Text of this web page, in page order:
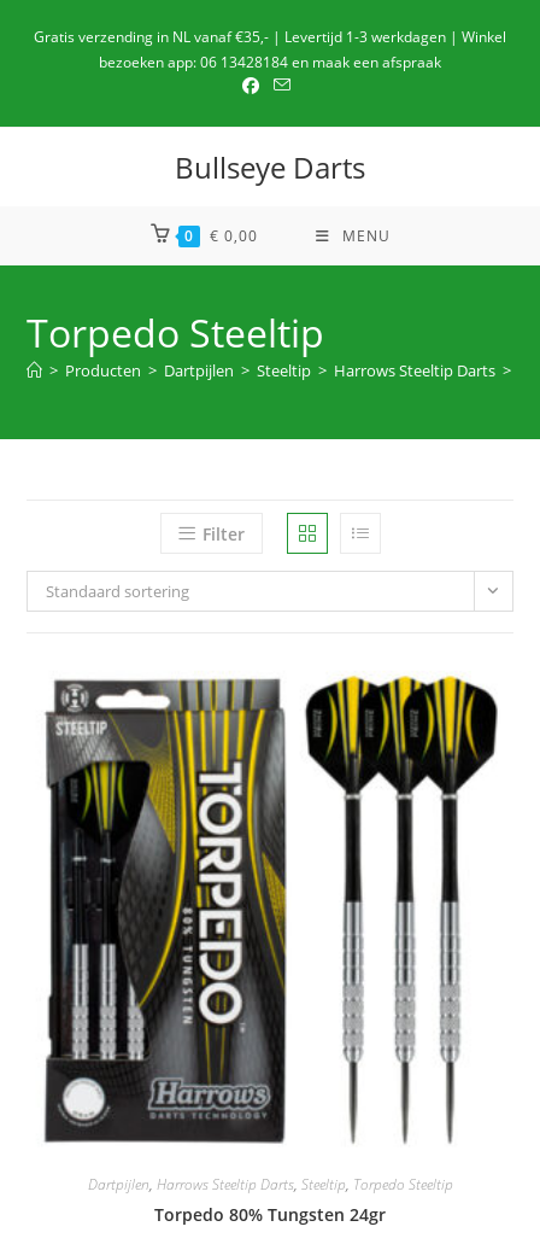
naarGratis verzending in NL vanaf €35,- | Levertijd 1-3 werkdagen | Winkel
bezoeken app: 06 13428184 en maak een afspraak
Bullseye Darts
0 € 0,00 MENU
Torpedo Steeltip
> Producten > Dartpijlen > Steeltip > Harrows Steeltip Darts >
Filter
Standaard sortering
Dartpijlen, Harrows Steeltip Darts, Steeltip, Torpedo Steeltip
Torpedo 80% Tungsten 24gr